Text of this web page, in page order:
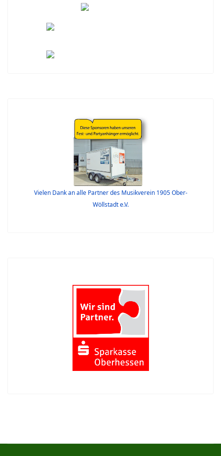
Vielen Dank an alle Partner des Musikverein 1905 Ober-
Wöllstadt e.V.